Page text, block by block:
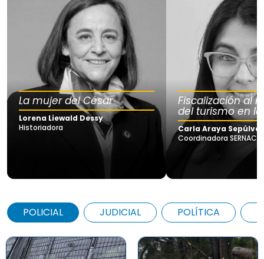
La mujer del César
Lorena Liewald Dessy
Historiadora
Fiscalización al
del turismo en
Carla Araya
Coordinadora SERNAC
POLICIAL JUDICIAL POLÍTICA